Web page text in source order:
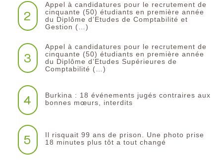
2
Appel à candidatures pour le recrutement de
cinquante (50) étudiants en première année
du Diplôme d’Etudes de Comptabilité et
Gestion (…)
3
Appel à candidatures pour le recrutement de
cinquante (50) étudiants en première année
du Diplôme d’Etudes Supérieures de
Comptabilité (…)
4
Burkina : 18 événements jugés contraires aux
bonnes mœurs, interdits
5
Il risquait 99 ans de prison. Une photo prise
18 minutes plus tôt a tout changé